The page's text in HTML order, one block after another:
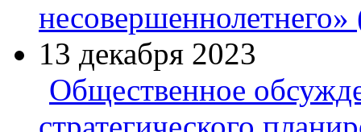
13 декабря 2023
Общественное